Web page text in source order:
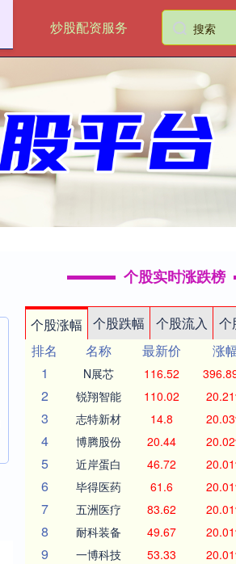
炒股配资服务
个股实时涨跌榜
个股涨幅 个股跌幅 个股流入 个
排名
名称 最新价 涨
1
N展芯 116.52
2 锐翔智能 110.02
3 志特新材 14.8
4 博腾股份 20.44
5 近岸蛋白 46.72
6 毕得医药 61.6
7 五洲医疗 83.62
8 耐科装备 49.67
9 一博科技 53.33